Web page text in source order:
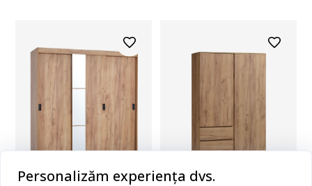
Personalizăm experiența dvs.